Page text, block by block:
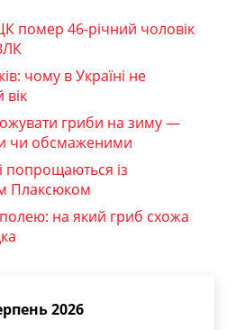
помер 46-річний чоловік
чому в Україні не
гриби на зиму —
чи обсмаженими
попрощаються із
Плаксюком
на який гриб схожа
2026